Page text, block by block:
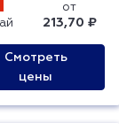
от
213,70 ₽
Смотреть
цены